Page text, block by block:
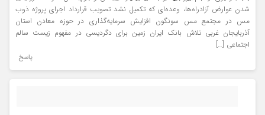
شدن عوارض آزادراه‌ها، وعده‌ای که تکمیل نشد تصویب قرارداد اجرای پروژه ذوب
مس در مجتمع مس سونگون افزایش سرمایه‌گذاری در حوزه معادن استان
آذربایجان غربی تلاش بانک ایران زمین برای دگردیسی در مفهوم زیست سالم
اجتماعی […]
پاسخ